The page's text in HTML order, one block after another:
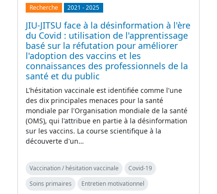
Recherche 2021 -2025
JIU-JITSU face à la désinformation à l'ère
du Covid : utilisation de l'apprentissage
basé sur la réfutation pour améliorer
l'adoption des vaccins et les
connaissances des professionnels de la
santé et du public
L'hésitation vaccinale est identifiée comme l'une
des dix principales menaces pour la santé
mondiale par l'Organisation mondiale de la santé
(OMS), qui l'attribue en partie à la désinformation
sur les vaccins. La course scientifique à la
découverte d'un…
Vaccination / hésitation vaccinale
Covid-19
Soins primaires
Entretien motivationnel